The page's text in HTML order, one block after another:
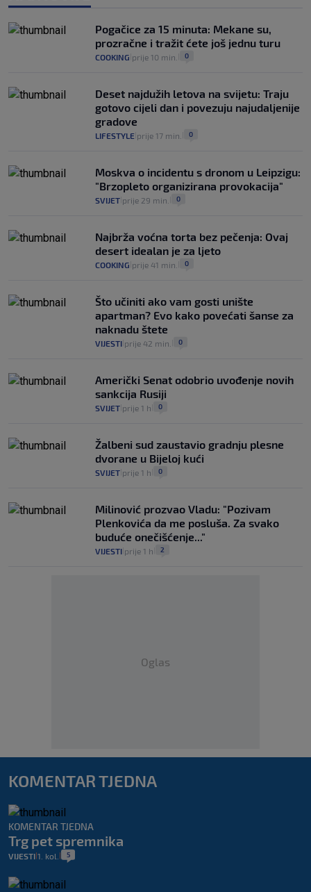
zdravstvenu iskaznicu". Kakva su prava
pacijenata izvan mjesta prebivališta?
VIJESTI
Pogačice za 15 minuta: Mekane su,
prozračne i tražit ćete još jednu turu
COOKING prije 10 min. 0
Deset najdužih letova na svijetu: Traju
gotovo cijeli dan i povezuju najudaljenije
gradove
LIFESTYLE prije 17 min. 0
Moskva o incidentu s dronom u Leipzigu:
"Brzopleto organizirana provokacija"
SVIJET prije 29 min. 0
Najbrža voćna torta bez pečenja: Ovaj
desert idealan je za ljeto
COOKING prije 41 min. 0
Što učiniti ako vam gosti unište
apartman? Evo kako povećati šanse za
naknadu štete
VIJESTI prije 42 min. 0
Američki Senat odobrio uvođenje novih
sankcija Rusiji
SVIJET prije 1 h 0
Žalbeni sud zaustavio gradnju plesne
dvorane u Bijeloj kući
SVIJET prije 1 h 0
Milinović prozvao Vladu: "Pozivam
Plenkovića da me posluša. Za svako
buduće onečišćenje..."
VIJESTI prije 1 h 2
Oglas
KOMENTAR TJEDNA
KOMENTAR TJEDNA
Trg pet spremnika
VIJESTI 1. kol. 5